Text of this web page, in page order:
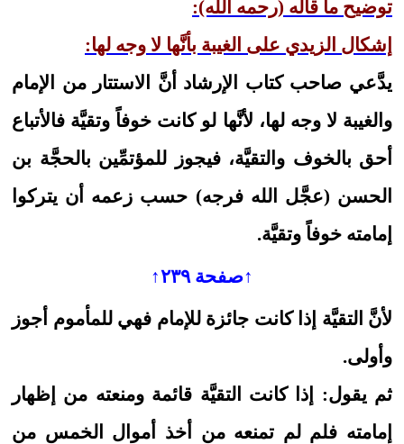
توضيح ما قاله (رحمه الله):
إشكال الزيدي على الغيبة بأنَّها لا وجه لها:
يدَّعي صاحب كتاب الإرشاد أنَّ الاستتار من الإمام
والغيبة لا وجه لها، لأنَّها لو كانت خوفاً وتقيَّة فالأتباع
أحق بالخوف والتقيَّة، فيجوز للمؤتمِّين بالحجَّة بن
الحسن (عجَّل الله فرجه) حسب زعمه أن يتركوا
إمامته خوفاً وتقيَّة.
↑صفحة ٢٣٩↑
لأنَّ التقيَّة إذا كانت جائزة للإمام فهي للمأموم أجوز
وأولى.
ثم يقول: إذا كانت التقيَّة قائمة ومنعته من إظهار
إمامته فلم لم تمنعه من أخذ أموال الخمس من